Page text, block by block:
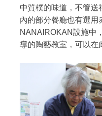
中質樸的味道，不管送
內的部分餐廳也有選用
NANAIROKAN設施中
導的陶藝教室，可以在